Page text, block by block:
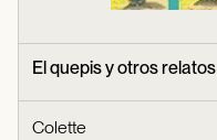
El quepis y otros relatos
Colette